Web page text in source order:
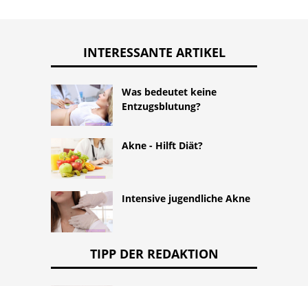
INTERESSANTE ARTIKEL
Was bedeutet keine
Entzugsblutung?
Akne - Hilft Diät?
Intensive jugendliche Akne
TIPP DER REDAKTION